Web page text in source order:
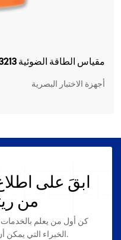
مقياس الطاقة الضوئية PON 3213
أجهزة الاختبار البصرية
ابقَ على
من
كن أول من يعلم
الخبراء التي يمكن أن تجعل حياتك اليومية أسهل.